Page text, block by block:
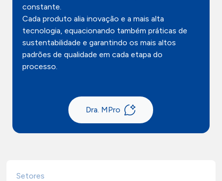
constante.
Cada produto alia inovação e a mais alta
tecnologia, equacionando também práticas de
sustentabilidade e garantindo os mais altos
padrões de qualidade em cada etapa do
processo.
Dra. MPro
Setores